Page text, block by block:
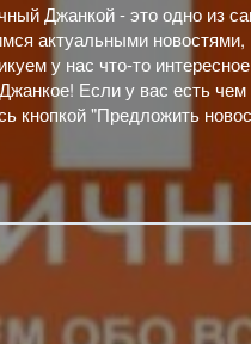
Джанкой - это одно из
актуальными
у нас что-то
Если у вас есть
кнопкой "Предложить